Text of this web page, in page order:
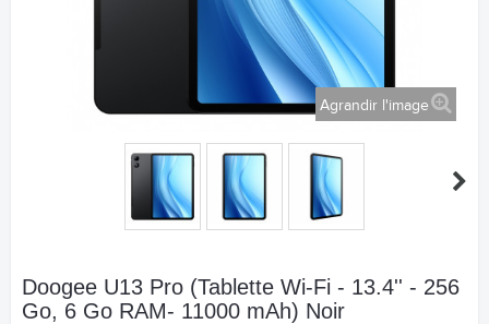
Agrandir l'image
Doogee U13 Pro (Tablette Wi-Fi - 13.4'' - 256
Go, 6 Go RAM- 11000 mAh) Noir